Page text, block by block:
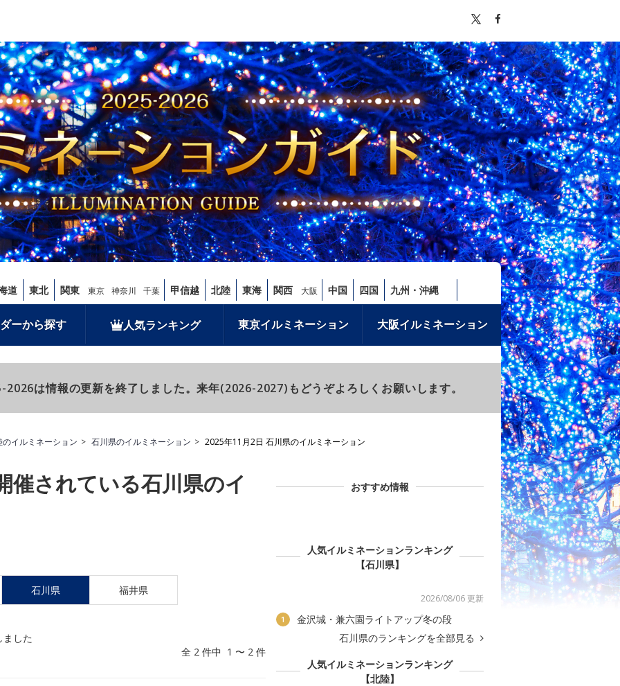
道 東北 関東 東京 神奈川 千葉 甲信越 北陸 東海 関西 大阪 中国 四国 九州・沖縄
ーから探す 人気ランキング 東京イルミネーション 大阪イルミネーション
は情報の更新を終了しました。来年(2026-2027)もどうぞよろしくお願いします。
のイルミネーション 石川県のイルミネーション 2025年11月2日 石川県のイルミネーション
催されている石川県のイ
石川県 福井県
した
全 2 件中 1 〜 2 件
おすすめ情報
人気イルミネーションランキング
【石川県】
2026/08/06 更新
1
金沢城・兼六園ライトアップ冬の段
石川県のランキングを全部見る
人気イルミネーションランキング
【北陸】